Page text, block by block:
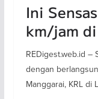
Ini
km/jam
REDigest.web.id –
dengan
Manggarai, KRL di